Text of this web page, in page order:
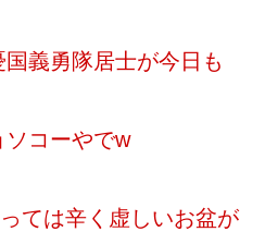
義勇隊居士が今日も
コーやでw
ては辛く虚しいお盆が